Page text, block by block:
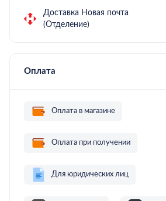
Доставка Новая почта
(Отделение)
Оплата
Оплата в магазине
Оплата при получении
Для юридических лиц